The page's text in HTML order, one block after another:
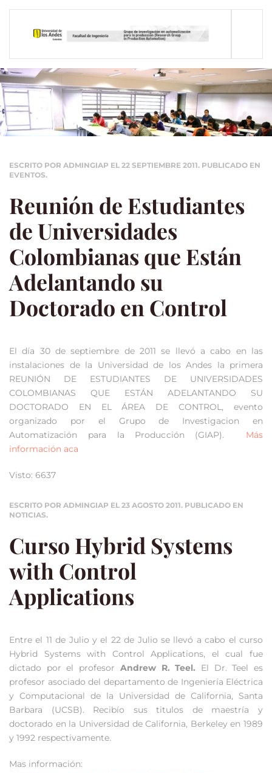
Skip to main content
ESCRITO POR ADMINGIAP EL 22 SEPTIEMBRE 2011. PUBLICADO EN
EVENTOS.
Reunión de Estudiantes
de Universidades
Colombianas que Están
Adelantando su
Doctorado en Control
El día 30 de septiembre de 2011 se llevó a cabo en las
instalaciones de la Universidad de los Andes la primera
REUNIÓN DE ESTUDIANTES DE UNIVERSIDADES
COLOMBIANAS QUE ESTÁN ADELANTANDO SU
DOCTORADO EN EL ÁREA DE CONTROL, evento
organizado por el Grupo de Investigacion en
Automatización para la Producción (GIAP). Más
información aca
Visto: 6637
ESCRITO POR ADMINGIAP EL 23 AGOSTO 2011. PUBLICADO EN
NOTICIAS.
Curso Hybrid Systems
with Control
Applications
Entre el 11 de Julio y el 22 de Julio se llevó a cabo el curso
Hybrid Systems with Control Applications, el cual fue
dictado por el profesor Andrew R. Teel. El Dr. Teel es
profesor asociado del departamento de Ingeniería Eléctrica
y Computacional de la Universidad de California, Santa
Barbara (UCSB). Recibío sus titulos de maestría y
doctorado en la Universidad de California, Berkeley en 1989
y 1992 respectivamente.
Mas información: